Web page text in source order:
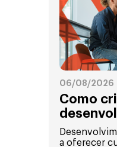
06/08/2026
Como
a oferecer